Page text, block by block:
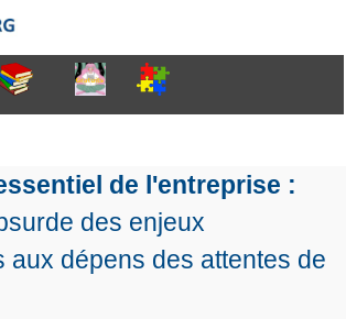
de l'entreprise :
des enjeux
aux dépens des attentes de